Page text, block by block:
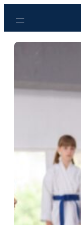
treści